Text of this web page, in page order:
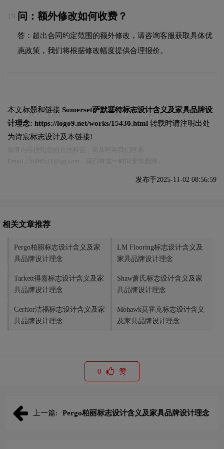
19. 问：额外修改如何收费？
答：超出合同约定范围的额外修改，请咨询客服获取具体优
惠政策，我们将根据修改幅度提供合理报价。
本文标题和链接 Somerset萨默塞特标志设计含义及家具品牌设
计理念: https://logo9.net/works/15430.html 转载时请注明出处
为诗宸标志设计及本链接!
发布于2025-11-02 08:56:59
相关文章推荐
Pergo柏丽标志设计含义及家
具品牌设计理念
LM Flooring标志设计含义及
家具品牌设计理念
Tarkett得嘉标志设计含义及家
具品牌设计理念
Shaw萧氏标志设计含义及家
具品牌设计理念
Gerflor洁福标志设计含义及家
具品牌设计理念
Mohawk莫霍克标志设计含义
及家具品牌设计理念
0 赞
上一篇: Pergo柏丽标志设计含义及家具品牌设计理念